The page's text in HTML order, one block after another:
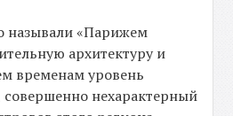
называли «Парижем
архитектуру и
временам уровень
нехарактерный